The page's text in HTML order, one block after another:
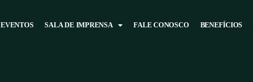
EVENTOS SALA DE IMPRENSA FALE CONOSCO BENEFÍCIOS